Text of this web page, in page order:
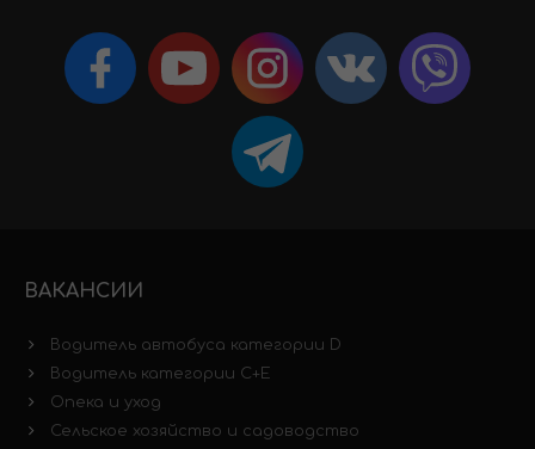
ВАКАНСИИ
Водитель автобуса категории D
Водитель категории C+E
Опека и уход
Сельское хозяйство и садоводство